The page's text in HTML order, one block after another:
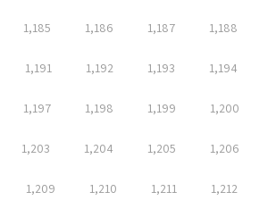
1,185 1,186 1,187 1,188
1,191 1,192 1,193 1,194
1,197 1,198 1,199 1,200
1,203 1,204 1,205 1,206
1,209 1,210 1,211 1,212